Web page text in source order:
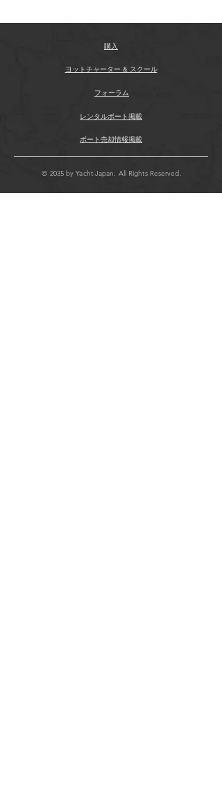
購入
ヨットチャーター & スクール
フォーラム
レンタルボート掲載
ボート売却情報掲載
© 2035 by Yacht-Japan. All Rights Reserved.